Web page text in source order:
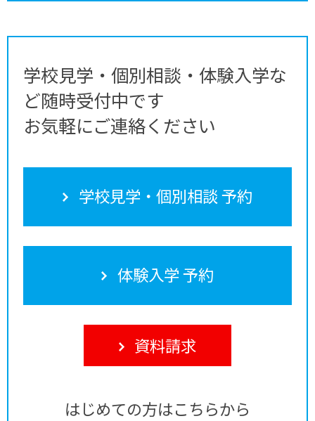
学校見学・個別相談・体験入学な
ど随時受付中です
お気軽にご連絡ください
学校見学・個別相談 予約
体験入学 予約
資料請求
はじめての方はこちらから